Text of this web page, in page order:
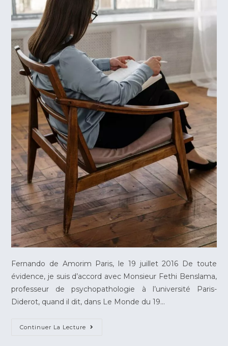
Fernando de Amorim Paris, le 19 juillet 2016 De toute
évidence, je suis d’accord avec Monsieur Fethi Benslama,
professeur de psychopathologie à l’université Paris-
Diderot, quand il dit, dans Le Monde du 19…
Continuer La Lecture